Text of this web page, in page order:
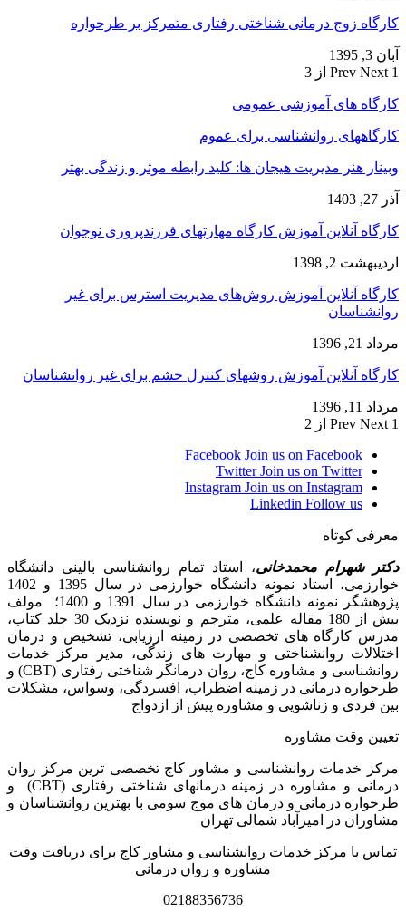
کارگاه زوج‌ درمانی شناختی رفتاری متمرکز بر طرحواره
آبان 3, 1395
Prev Next 1 از 3
کارگاه های آموزشی عمومی
کارگاههای روانشناسی برای عموم
وبینار هنر مدیریت هیجان ها: کلید رابطه موثر و زندگی بهتر
آذر 27, 1403
کارگاه آنلاین آموزش کارگاه مهارتهای فرزندپروری نوجوان
اردیبهشت 2, 1398
کارگاه آنلاین آموزش روش‌های مدیریت استرس برای غیر
روانشناسان
مرداد 21, 1396
کارگاه آنلاین آموزش روشهای کنترل خشم برای غیر روانشناسان
مرداد 11, 1396
Prev Next 1 از 2
Facebook Join us on Facebook
Twitter Join us on Twitter
Instagram Join us on Instagram
Linkedin Follow us
معرفی کوتاه
دکتر شهرام محمدخانی، استاد تمام روانشناسی بالینی دانشگاه
خوارزمی، استاد نمونه دانشگاه خوارزمی در سال 1395 و 1402
پژوهشگر نمونه دانشگاه خوارزمی در سال 1391 و 1400؛ مولف
بیش از 180 مقاله علمی، مترجم و نویسنده نزدیک 30 جلد کتاب،
مدرس کارگاه­ های تخصصی در زمینه ارزیابی، تشخیص و درمان
اختلالات روانشناختی و مهارت های زندگی، مدیر مرکز خدمات
روانشناسی و مشاوره کاج، روان­ درمانگر شناختی رفتاری (CBT) و
طرحواره درمانی در زمینه اضطراب، افسردگی، وسواس، مشکلات
بین فردی و زناشویی و مشاوره پیش از ازدواج
تعیین وقت مشاوره
مرکز خدمات روانشناسی و مشاور کاج تخصصی‏ ترین مرکز روان
درمانی و مشاوره در زمینه درمان‏های شناختی رفتاری (CBT) و
طرحواره درمانی و درمان های موج سومی با بهترین روانشناسان و
مشاوران در امیرآباد شمالی تهران
تماس با مرکز خدمات روانشناسی و مشاور کاج برای دریافت وقت
مشاوره و روان درمانی
02188356736